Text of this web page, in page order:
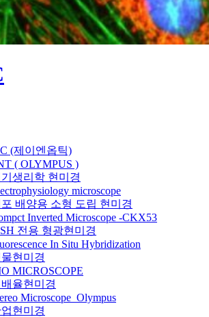
(제이엔옵틱)
( OLYMPUS )
생리학 현미경
microscope
배양용 소형 도립 현미경
Inverted Microscope -CKX53
전용 형광현미경
In Situ Hybridization
현미경
MICROSCOPE
율현미경
Microscope_Olympus
현미경